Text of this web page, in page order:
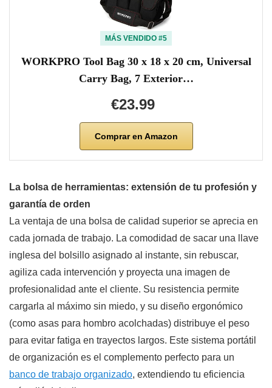
MÁS VENDIDO #5
WORKPRO Tool Bag 30 x 18 x 20 cm, Universal
Carry Bag, 7 Exterior…
€23.99
Comprar en Amazon
La bolsa de herramientas: extensión de tu profesión y
garantía de orden
La ventaja de una bolsa de calidad superior se aprecia en
cada jornada de trabajo. La comodidad de sacar una llave
inglesa del bolsillo asignado al instante, sin rebuscar,
agiliza cada intervención y proyecta una imagen de
profesionalidad ante el cliente. Su resistencia permite
cargarla al máximo sin miedo, y su diseño ergonómico
(como asas para hombro acolchadas) distribuye el peso
para evitar fatiga en trayectos largos. Este sistema portátil
de organización es el complemento perfecto para un
banco de trabajo organizado, extendiendo tu eficiencia